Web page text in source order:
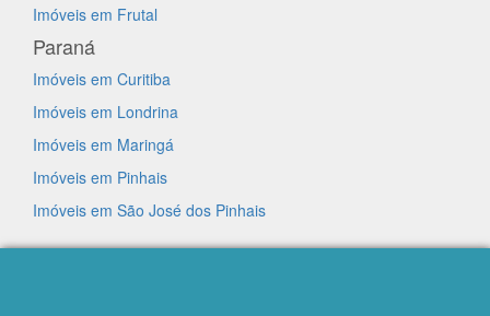
Imóveis em Frutal
Paraná
Imóveis em Curitiba
Imóveis em Londrina
Imóveis em Maringá
Imóveis em Pinhais
Imóveis em São José dos Pinhais